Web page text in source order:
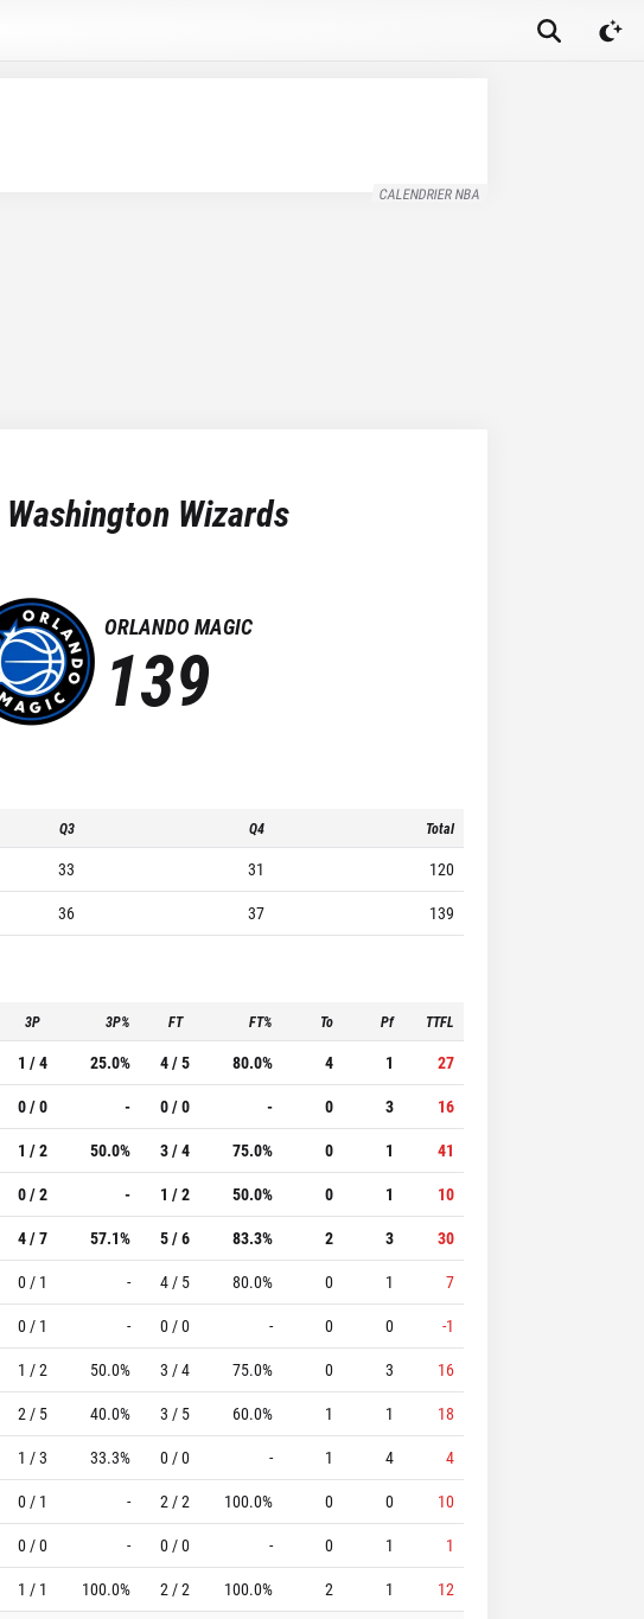
CALENDRIER NBA
Washington Wizards
ORLANDO MAGIC
139
Q3 Q4 Total
33 31
120
36 37 139
3P 3P% FT FT% To Pf TTFL
1 / 4 25.0% 4 / 5 80.0% 4 1
27
0 / 0 - 0 / 0 - 0 3
16
1 / 2 50.0% 3 / 4 75.0% 0 1
41
0 / 2 - 1 / 2 50.0% 0 1
10
4 / 7 57.1% 5 / 6 83.3% 2 3
30
0 / 1 - 4 / 5 80.0% 0 1
7
0 / 1 - 0 / 0 - 0 0
-1
1 / 2 50.0% 3 / 4 75.0% 0 3
16
2 / 5 40.0% 3 / 5 60.0% 1 1
18
1 / 3 33.3% 0 / 0 - 1 4
4
0 / 1 - 2 / 2 100.0% 0 0
10
0 / 0 - 0 / 0 - 0 1
1
1 / 1 100.0% 2 / 2 100.0% 2 1
12